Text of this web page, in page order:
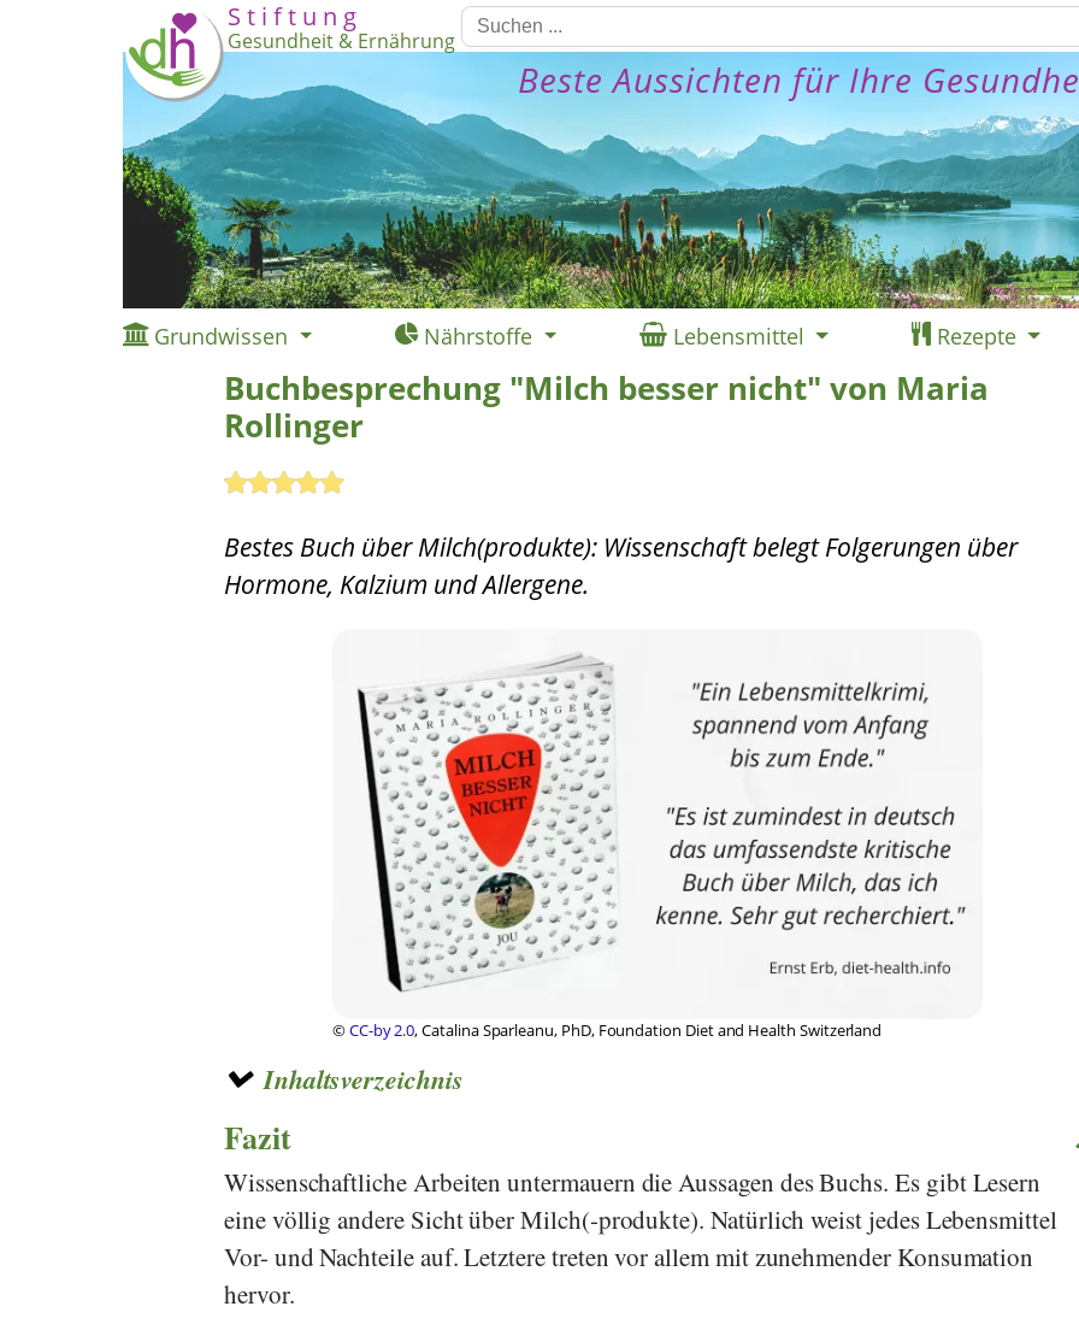
S t i f t u n g
Gesundheit & Ernährung
Beste Aussichten für Ihre
Grundwissen Nährstoffe Lebensmittel Rezepte
Buchbesprechung "Milch besser nicht" von Maria
Rollinger
Bestes Buch über Milch(produkte): Wissenschaft belegt Folgerungen über
Hormone, Kalzium und Allergene.
©CC-by 2.0, Catalina Sparleanu, PhD, Foundation Diet and Health Switzerland
Inhaltsverzeichnis
Fazit
Wissenschaftliche Arbeiten untermauern die Aussagen des Buchs. Es gibt Lesern
eine völlig andere Sicht über Milch(-produkte). Natürlich weist jedes Lebensmittel
Vor- und Nachteile auf. Letztere treten vor allem mit zunehmender Konsumation
hervor.